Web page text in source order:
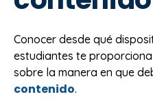
Conocer desde qué
estudiantes te
sobre la manera en que
contenido.